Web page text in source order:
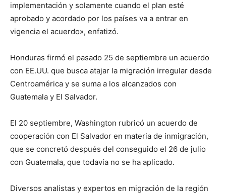
implementación y solamente cuando el plan esté
aprobado y acordado por los países va a entrar en
vigencia el acuerdo», enfatizó.
Honduras firmó el pasado 25 de septiembre un acuerdo
con EE.UU. que busca atajar la migración irregular desde
Centroamérica y se suma a los alcanzados con
Guatemala y El Salvador.
El 20 septiembre, Washington rubricó un acuerdo de
cooperación con El Salvador en materia de inmigración,
que se concretó después del conseguido el 26 de julio
con Guatemala, que todavía no se ha aplicado.
Diversos analistas y expertos en migración de la región